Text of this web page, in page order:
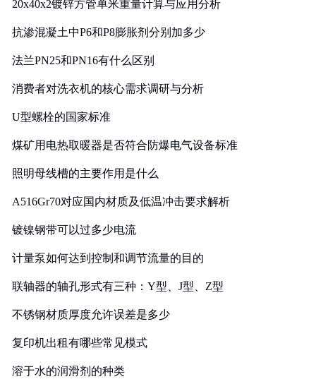
20x40x2镀锌方管单米重量计算与应用分析
抗渗混凝土中P6和P8膨胀剂分别加多少
法兰PN25和PN16有什么区别
消费者对洗衣机的核心需求调研与分析
U型螺栓的国家标准
煤矿用电热取暖器是否符合防爆电气设备标准
照明母线槽的主要作用是什么
A516Gr70对应国内材质及低温冲击要求解析
镀镍钢带可以过多少电流
计量泵如何达到控制和调节流量的目的
联轴器的轴孔形式有三种：Y型、J型、Z型
不锈钢材质厚度允许误差是多少
复印机出租有哪些常见模式
溶于水的润滑剂的种类